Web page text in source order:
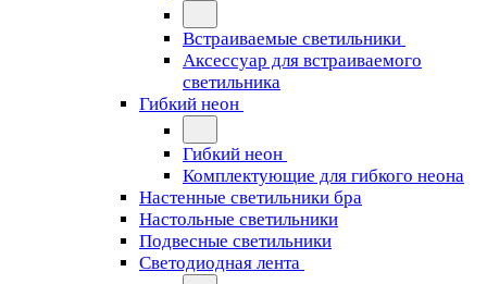
Встраиваемые светильники
Аксессуар для встраиваемого
светильника
Гибкий неон
Гибкий неон
Комплектующие для гибкого неона
Настенные светильники бра
Настольные светильники
Подвесные светильники
Светодиодная лента